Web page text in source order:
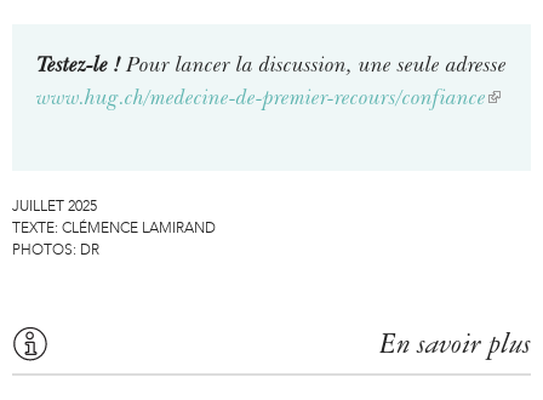
Testez-le !Pour lancer la discussion, une seule adresse
www.hug.ch/medecine-de-premier-recours/confiance(
x
JUILLET 2025
TEXTE: CLÉMENCE LAMIRAND
PHOTOS: DR
En savoir plus